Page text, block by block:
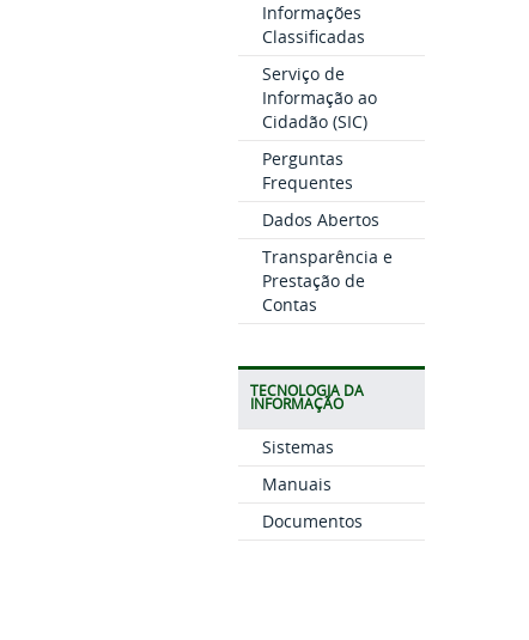
Informações
Classificadas
Serviço de
Informação ao
Cidadão (SIC)
Perguntas
Frequentes
Dados Abertos
Transparência e
Prestação de
Contas
TECNOLOGIA DA
INFORMAÇÃO
Sistemas
Manuais
Documentos